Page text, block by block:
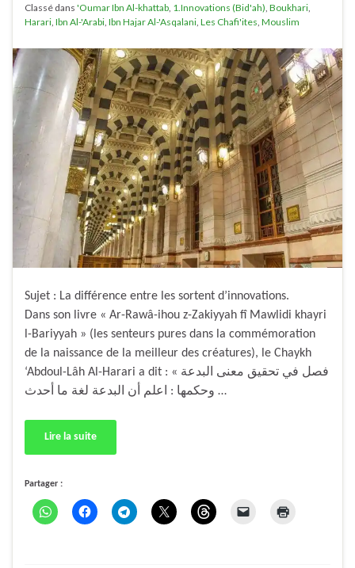
Classé dans 'Oumar Ibn Al-khattab 1.Innovations (Bid'ah) Boukhari
Harari Ibn Al-'Arabi Ibn Hajar Al-'Asqalani Les Chafi'ites Mouslim
Sujet : La différence entre les sortent d’innovations.
Dans son livre « Ar-Rawâ-ihou z-Zakiyyah fî Mawlidi khayri
l-Bariyyah » (les senteurs pures dans la commémoration
de la naissance de la meilleur des créatures), le Chaykh
‘Abdoul-Lâh Al-Harari a dit : « فصل في تحقيق معنى البدعة
وحكمها : اعلم أن البدعة لغة ما أحدث …
Lire la suite
Partager :